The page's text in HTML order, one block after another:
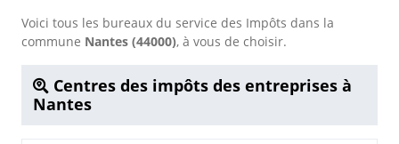
Voici tous les bureaux du service des Impôts dans la
commune Nantes (44000), à vous de choisir.
Centres des impôts des entreprises à
Nantes